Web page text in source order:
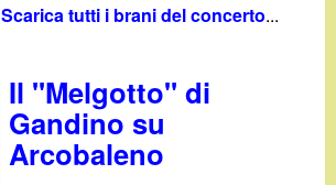
c
a
Scarica tutti i brani del concerto...
Il "Melgotto" di
Gandino su
Arcobaleno